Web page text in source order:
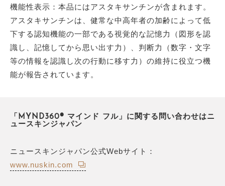
機能性表示：本品にはアスタキサンチンが含まれます。
アスタキサンチンは、健常な中高年者の加齢によって低
下する認知機能の一部である視覚的な記憶力（図形を認
識し、記憶してから思い出す力）、判断力（数字・文字
等の情報を認識し次の行動に移す力）の維持に役立つ機
能が報告されています。
「MYND360® マインド フル」に関する問い合わせはニ
ュースキンジャパン
ニュースキンジャパン公式Webサイト：
www.nuskin.com